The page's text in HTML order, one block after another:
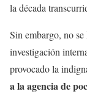
la década
Sin embargo, no
investigación
provocado la
a la agencia de